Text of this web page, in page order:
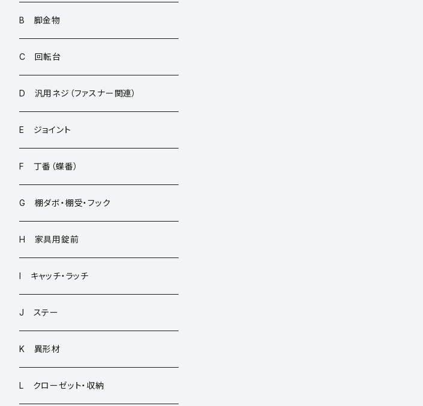
B 脚金物
C 回転台
D 汎用ネジ（ファスナー関連）
E ジョイント
F 丁番（蝶番）
G 棚ダボ・棚受・フック
H 家具用錠前
I キャッチ・ラッチ
J ステー
K 異形材
L クローゼット・収納